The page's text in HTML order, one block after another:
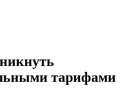
тарифами